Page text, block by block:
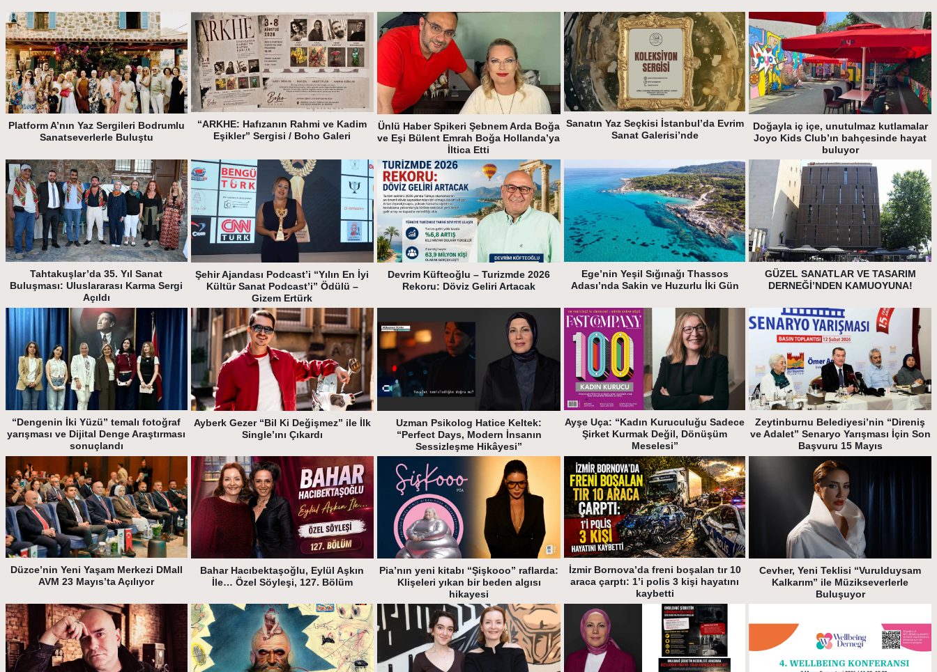
Platform A’nın Yaz Sergileri Bodrumlu
Sanatseverlerle Buluştu
“ARKHE: Hafızanın Rahmi ve Kadim
Eşikler” Sergisi / Boho Galeri
Ünlü Haber Spikeri Şebnem Arda Boğa
ve Eşi Bülent Emrah Boğa Hollanda’ya
İltica Etti
Sanatın Yaz Seçkisi İstanbul’da Evrim
Sanat Galerisi’nde
Doğayla iç içe, unutulmaz kutlamalar
Joyo Kids Club’ın bahçesinde hayat
buluyor
Tahtakuşlar’da 35. Yıl Sanat
Buluşması: Uluslararası Karma Sergi
Açıldı
Şehir Ajandası Podcast’i “Yılın En İyi
Kültür Sanat Podcast’i” Ödülü –
Gizem Ertürk
Devrim Küfteoğlu – Turizmde 2026
Rekoru: Döviz Geliri Artacak
Ege’nin Yeşil Sığınağı Thassos
Adası’nda Sakin ve Huzurlu İki Gün
GÜZEL SANATLAR VE TASARIM
DERNEĞİ’NDEN KAMUOYUNA!
“Dengenin İki Yüzü” temalı fotoğraf
yarışması ve Dijital Denge Araştırması
sonuçlandı
Ayberk Gezer “Bil Ki Değişmez” ile İlk
Single’ını Çıkardı
Uzman Psikolog Hatice Keltek:
“Perfect Days, Modern İnsanın
Sessizleşme Hikâyesi”
Ayşe Uça: “Kadın Kuruculuğu Sadece
Şirket Kurmak Değil, Dönüşüm
Meselesi”
Zeytinburnu Belediyesi’nin “Direniş
ve Adalet” Senaryo Yarışması İçin Son
Başvuru 15 Mayıs
Düzce’nin Yeni Yaşam Merkezi DMall
AVM 23 Mayıs’ta Açılıyor
Bahar Hacıbektaşoğlu, Eylül Aşkın
İle… Özel Söyleşi, 127. Bölüm
Pia’nın yeni kitabı “Şişkooo” raflarda:
Klişeleri yıkan bir beden algısı
hikayesi
İzmir Bornova’da freni boşalan tır 10
araca çarptı: 1’i polis 3 kişi hayatını
kaybetti
Cevher, Yeni Teklisi “Vurulduysam
Kalkarım” ile Müzikseverlerle
Buluşuyor